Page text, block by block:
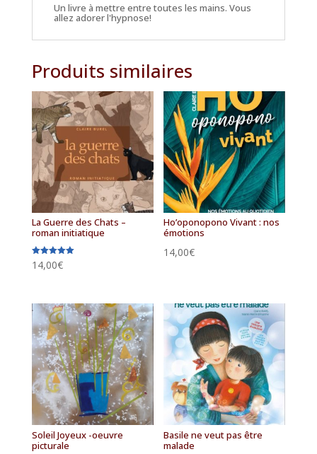
Un livre à mettre entre toutes les mains. Vous
allez adorer l'hypnose!
Produits similaires
La Guerre des Chats –
roman initiatique
Note
5.00
14,00€
Ho’oponopono Vivant : nos
émotions
14,00€
Soleil Joyeux -oeuvre
picturale
Basile ne veut pas être
malade